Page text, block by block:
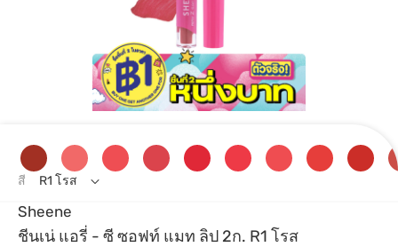
Sheene
ชีนเน่ แอรี่ - ซี ซอฟท์ แมท ลิป 2ก. R1 โรส
สี R1 โรส